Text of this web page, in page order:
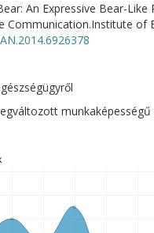
An Expressive Bear-
Communication.Institute of